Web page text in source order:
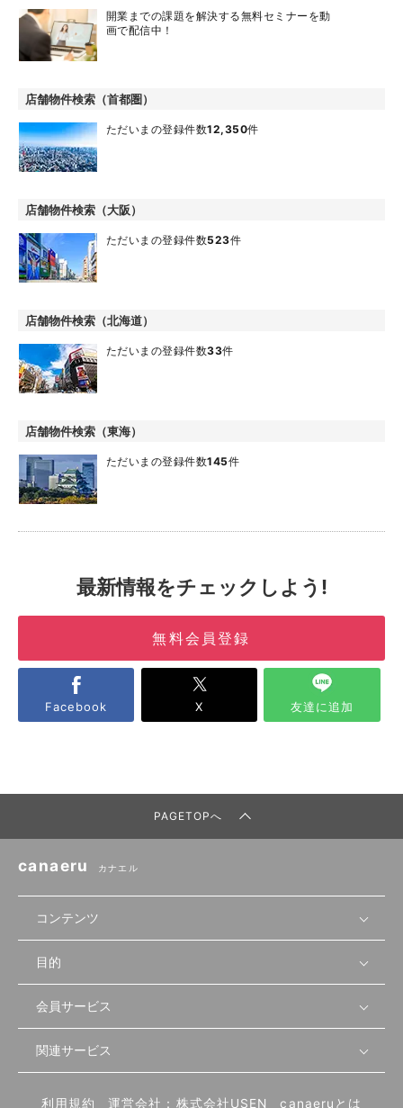
開業までの課題を解決する無料セミナーを動
画で配信中！
店舗物件検索（首都圏）
ただいまの登録件数12,350件
店舗物件検索（大阪）
ただいまの登録件数523件
店舗物件検索（北海道）
ただいまの登録件数33件
店舗物件検索（東海）
ただいまの登録件数145件
最新情報をチェックしよう!
無料会員登録
Facebook X 友達に追加
PAGETOPへ
canaeru カナエル
コンテンツ
無料開業相談
セミナー情報
セミナー動画
物件を探す
首都圏
先輩開業者の声
目的
店舗運営
物件
内装・設備
会員サービス
会員登録
関連サービス
飲食店サクセスガイド（外部サイト）
利用規約 運営会社：株式会社USEN canaeruとは